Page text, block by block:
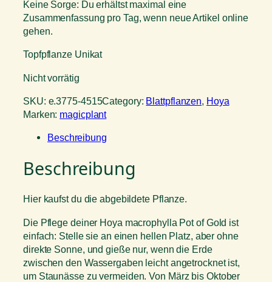
Keine Sorge: Du erhältst maximal eine
Zusammenfassung pro Tag, wenn neue Artikel online
gehen.
Topfpflanze Unikat
Nicht vorrätig
SKU: e.3775-4515Category: Blattpflanzen, Hoya
Marken: magicplant
Beschreibung
Beschreibung
Hier kaufst du die abgebildete Pflanze.
Die Pflege deiner Hoya macrophylla Pot of Gold ist
einfach: Stelle sie an einen hellen Platz, aber ohne
direkte Sonne, und gieße nur, wenn die Erde
zwischen den Wassergaben leicht angetrocknet ist,
um Staunässe zu vermeiden. Von März bis Oktober